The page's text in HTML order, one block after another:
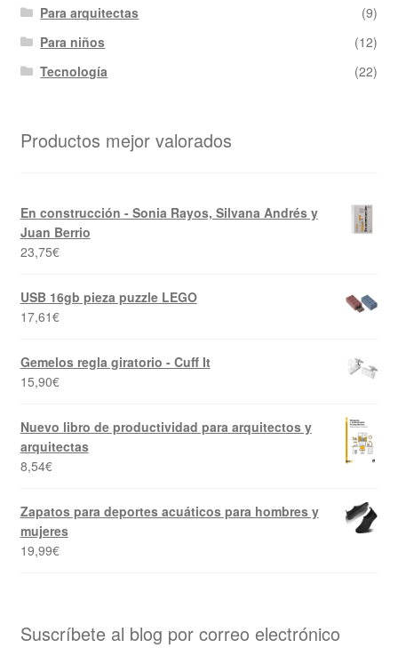
Para arquitectas
(9)
Para niños
(12)
Tecnología
(22)
Productos mejor valorados
En construcción - Sonia Rayos, Silvana Andrés y
Juan Berrio
23,75€
USB 16gb pieza puzzle LEGO
17,61€
Gemelos regla giratorio - Cuff It
15,90€
Nuevo libro de productividad para arquitectos y
arquitectas
8,54€
Zapatos para deportes acuáticos para hombres y
mujeres
19,99€
Suscríbete al blog por correo electrónico